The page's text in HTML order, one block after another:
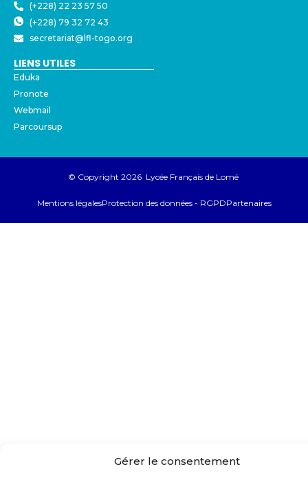
Gérer le consentement
(+228) 22 23 57 50
(+228) 79 32 72 43
secretariat@lfl-togo.org
LIENS UTILES
Eduka
Pronote
Webmail
Parcoursup
© Copyright 2026 Lycée Français de Lomé
Mentions légalesProtection des données - RGPDPartenaires